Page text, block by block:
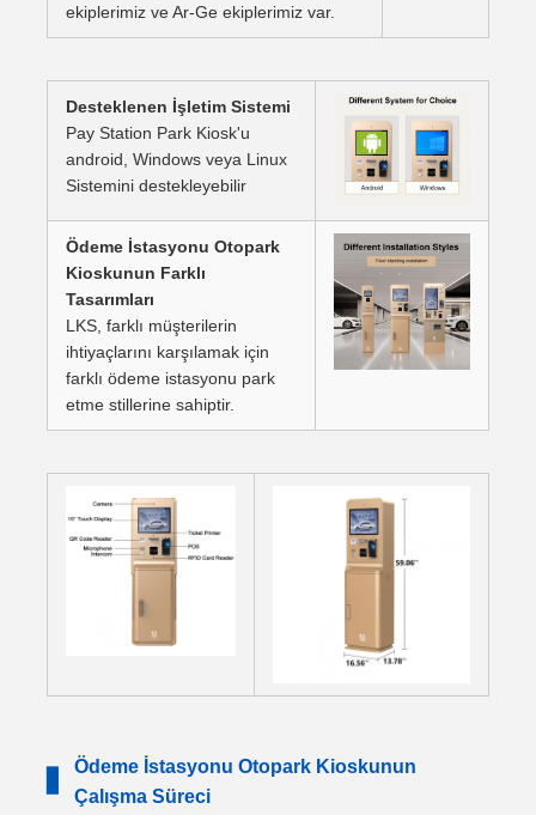
ekiplerimiz ve Ar-Ge ekiplerimiz var.
Desteklenen İşletim Sistemi
Pay Station Park Kiosk'u
android, Windows veya Linux
Sistemini destekleyebilir
Ödeme İstasyonu Otopark
Kioskunun Farklı
Tasarımları
LKS, farklı müşterilerin
ihtiyaçlarını karşılamak için
farklı ödeme istasyonu park
etme stillerine sahiptir.
Ödeme İstasyonu Otopark Kioskunun
Çalışma Süreci